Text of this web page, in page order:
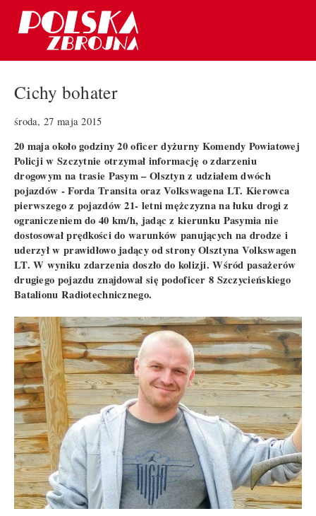
Cichy bohater
środa, 27 maja 2015
20 maja około godziny 20 oficer dyżurny Komendy Powiatowej
Policji w Szczytnie otrzymał informację o zdarzeniu
drogowym na trasie Pasym – Olsztyn z udziałem dwóch
pojazdów - Forda Transita oraz Volkswagena LT. Kierowca
pierwszego z pojazdów 21- letni mężczyzna na łuku drogi z
ograniczeniem do 40 km/h, jadąc z kierunku Pasymia nie
dostosował prędkości do warunków panujących na drodze i
uderzył w prawidłowo jadący od strony Olsztyna Volkswagen
LT. W wyniku zdarzenia doszło do kolizji. Wśród pasażerów
drugiego pojazdu znajdował się podoficer 8 Szczycieńskiego
Batalionu Radiotechnicznego.